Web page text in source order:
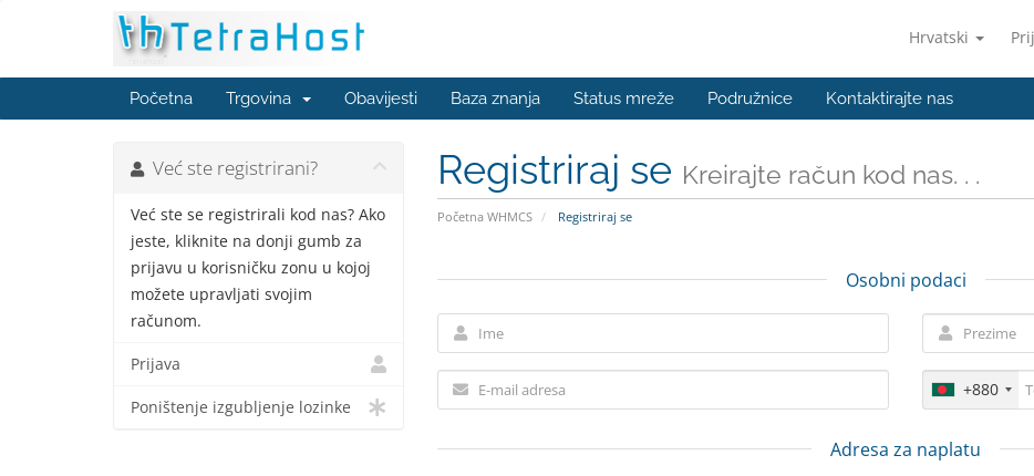
Hrvatski
Početna Trgovina Obavijesti Baza znanja Status mreže Podružnice Kontaktirajte nas
Registriraj se Kreirajte račun kod nas. . .
Početna WHMCS Registriraj se
Već ste registrirani?
Već ste se registrirali kod nas? Ako
jeste, kliknite na donji gumb za
prijavu u korisničku zonu u kojoj
možete upravljati svojim
računom.
Prijava
Poništenje izgubljenje lozinke
Osobni podaci
+880
Adresa za naplatu